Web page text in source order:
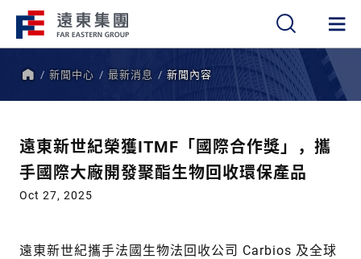
新聞中心 最新消息 新聞內容
遠東新世紀榮獲ITMF「國際合作獎」，攜
手國際大廠開發聚酯生物回收環保產品
Oct 27, 2025
遠東新世紀攜手法國生物法回收公司 Carbios 及全球